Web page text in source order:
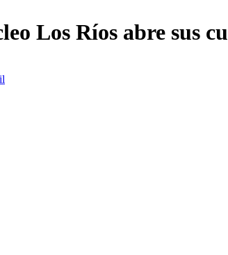
Los Ríos abre sus